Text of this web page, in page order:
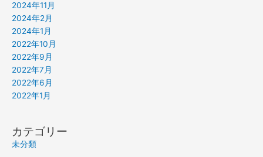
2024年11月
2024年2月
2024年1月
2022年10月
2022年9月
2022年7月
2022年6月
2022年1月
カテゴリー
未分類